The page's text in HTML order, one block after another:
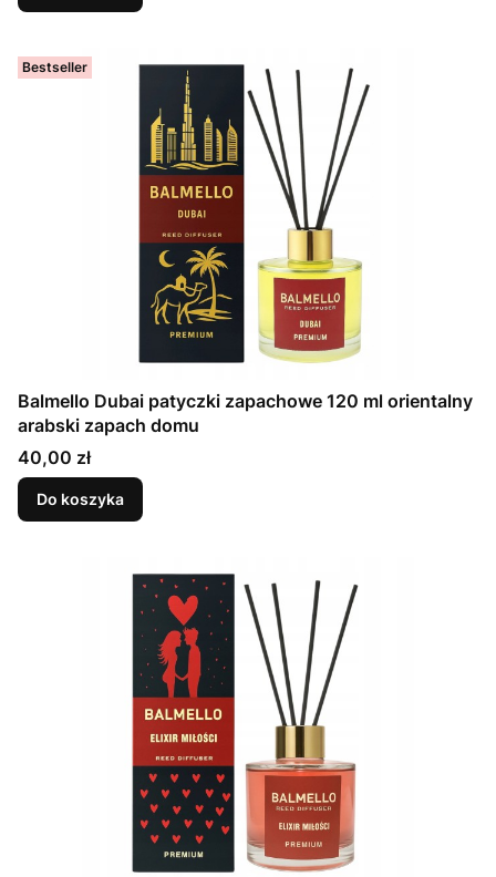
Bestseller
Balmello Dubai patyczki zapachowe 120 ml orientalny
arabski zapach domu
Cena
40,00 zł
Do koszyka